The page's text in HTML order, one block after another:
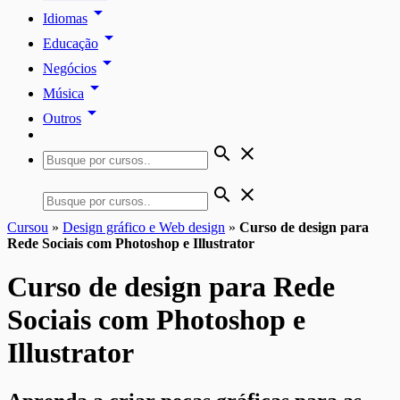
Idiomas arrow_drop_down
Educação arrow_drop_down
Negócios arrow_drop_down
Música arrow_drop_down
Outros arrow_drop_down
search close
search close
Cursou » Design gráfico e Web design » Curso de design para
Rede Sociais com Photoshop e Illustrator
Curso de design para Rede
Sociais com Photoshop e
Illustrator